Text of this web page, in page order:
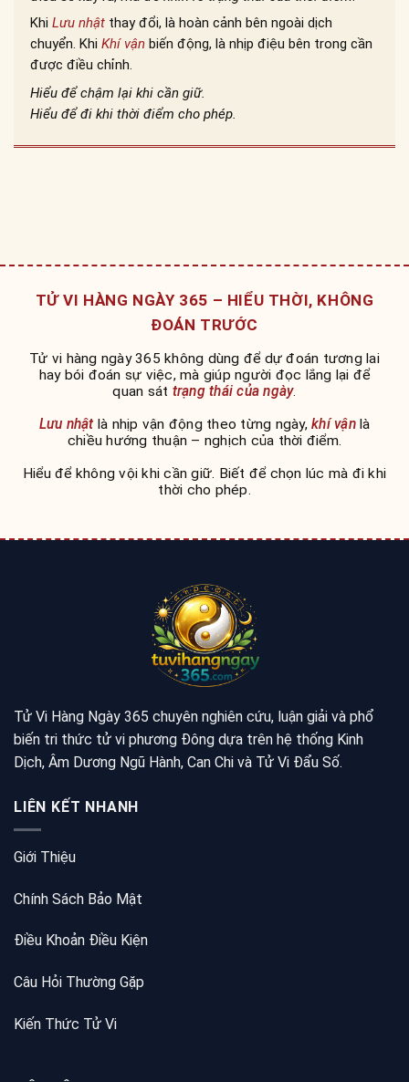
Khi Lưu nhật thay đổi, là hoàn cảnh bên ngoài dịch
chuyển. Khi Khí vận biến động, là nhịp điệu bên trong cần
được điều chỉnh.
Hiểu để chậm lại khi cần giữ.
Hiểu để đi khi thời điểm cho phép.
TỬ VI HÀNG NGÀY 365 – HIỂU THỜI, KHÔNG
ĐOÁN TRƯỚC
Tử vi hàng ngày 365 không dùng để dự đoán tương lai
hay bói đoán sự việc, mà giúp người đọc lắng lại để
quan sát trạng thái của ngày.
Lưu nhậtlà nhịp vận động theo từng ngày, khí vậnlà
chiều hướng thuận – nghịch của thời điểm.
Hiểu để không vội khi cần giữ. Biết để chọn lúc mà đi khi
thời cho phép.
Tử Vi Hàng Ngày 365 chuyên nghiên cứu, luận giải và phổ
biến tri thức tử vi phương Đông dựa trên hệ thống Kinh
Dịch, Âm Dương Ngũ Hành, Can Chi và Tử Vi Đẩu Số.
LIÊN KẾT NHANH
Giới Thiệu
Chính Sách Bảo Mật
Điều Khoản Điều Kiện
Câu Hỏi Thường Gặp
Kiến Thức Tử Vi